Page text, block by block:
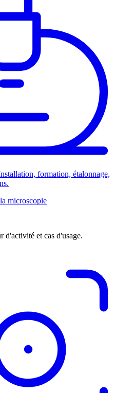
formation, étalonnage,
microscopie
d'activité et cas d'usage.